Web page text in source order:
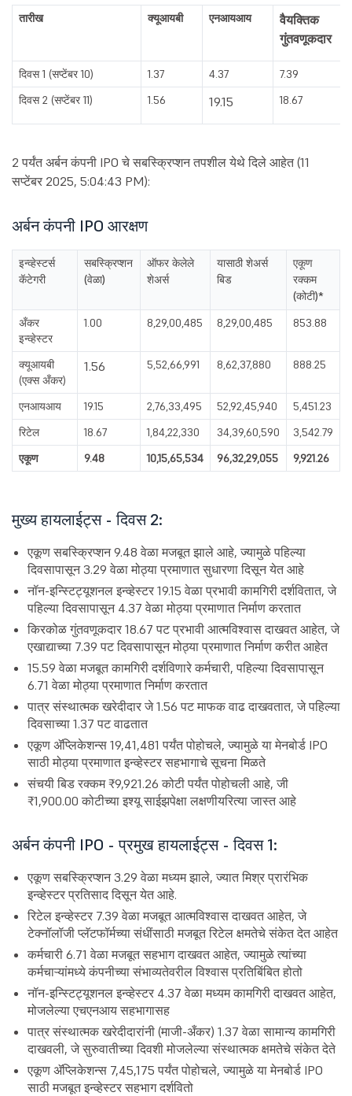
तारीख क्यूआयबी एनआयआय
वैयक्तिक
गुंतवणूकदार
दिवस 1 (सप्टेंबर 10) 1.37 4.37
7.39
दिवस 2 (सप्टेंबर 11)
1.56 19.15 18.67
2 पर्यंत अर्बन कंपनी IPO चे सबस्क्रिप्शन तपशील येथे दिले आहेत (11
सप्टेंबर 2025, 5:04:43 PM):
अर्बन कंपनी IPO आरक्षण
इन्व्हेस्टर्स
कॅटेगरी
सबस्क्रिप्शन
(वेळा)
ऑफर केलेले
शेअर्स
यासाठी शेअर्स
बिड
एकूण
रक्कम
(कोटी)*
अँकर
इन्व्हेस्टर
1.00 8,29,00,485 8,29,00,485 853.88
क्यूआयबी
(एक्स अँकर)
1.56 5,52,66,991 8,62,37,880 888.25
एनआयआय 19.15 2,76,33,495 52,92,45,940
5,451.23
रिटेल
18.67 1,84,22,330 34,39,60,590
3,542.79
एकूण
9.48 10,15,65,534 96,32,29,055 9,921.26
मुख्य हायलाईट्स - दिवस 2:
एकूण सबस्क्रिप्शन 9.48 वेळा मजबूत झाले आहे, ज्यामुळे पहिल्या
दिवसापासून 3.29 वेळा मोठ्या प्रमाणात सुधारणा दिसून येत आहे
नॉन-इन्स्टिट्यूशनल इन्व्हेस्टर 19.15 वेळा प्रभावी कामगिरी दर्शवितात, जे
पहिल्या दिवसापासून 4.37 वेळा मोठ्या प्रमाणात निर्माण करतात
किरकोळ गुंतवणूकदार 18.67 पट प्रभावी आत्मविश्वास दाखवत आहेत, जे
एखाद्याच्या 7.39 पट दिवसापासून मोठ्या प्रमाणात निर्माण करीत आहेत
15.59 वेळा मजबूत कामगिरी दर्शविणारे कर्मचारी, पहिल्या दिवसापासून
6.71 वेळा मोठ्या प्रमाणात निर्माण करतात
पात्र संस्थात्मक खरेदीदार जे 1.56 पट माफक वाढ दाखवतात, जे पहिल्या
दिवसाच्या 1.37 पट वाढतात
एकूण ॲप्लिकेशन्स 19,41,481 पर्यंत पोहोचले, ज्यामुळे या मेनबोर्ड IPO
साठी मोठ्या प्रमाणात इन्व्हेस्टर सहभागाचे सूचना मिळते
संचयी बिड रक्कम ₹9,921.26 कोटी पर्यंत पोहोचली आहे, जी
₹1,900.00 कोटीच्या इश्यू साईझपेक्षा लक्षणीयरित्या जास्त आहे
अर्बन कंपनी IPO - प्रमुख हायलाईट्स - दिवस 1:
एकूण सबस्क्रिप्शन 3.29 वेळा मध्यम झाले, ज्यात मिश्र प्रारंभिक
इन्व्हेस्टर प्रतिसाद दिसून येत आहे.
रिटेल इन्व्हेस्टर 7.39 वेळा मजबूत आत्मविश्वास दाखवत आहेत, जे
टेक्नॉलॉजी प्लॅटफॉर्मच्या संधींसाठी मजबूत रिटेल क्षमतेचे संकेत देत आहेत
कर्मचारी 6.71 वेळा मजबूत सहभाग दाखवत आहेत, ज्यामुळे त्यांच्या
कर्मचाऱ्यांमध्ये कंपनीच्या संभाव्यतेवरील विश्वास प्रतिबिंबित होतो
नॉन-इन्स्टिट्यूशनल इन्व्हेस्टर 4.37 वेळा मध्यम कामगिरी दाखवत आहेत,
मोजलेल्या एचएनआय सहभागासह
पात्र संस्थात्मक खरेदीदारांनी (माजी-अँकर) 1.37 वेळा सामान्य कामगिरी
दाखवली, जे सुरुवातीच्या दिवशी मोजलेल्या संस्थात्मक क्षमतेचे संकेत देते
एकूण ॲप्लिकेशन्स 7,45,175 पर्यंत पोहोचले, ज्यामुळे या मेनबोर्ड IPO
साठी मजबूत इन्व्हेस्टर सहभाग दर्शवितो